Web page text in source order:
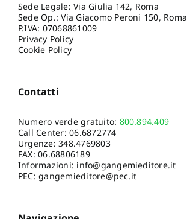
Sede Legale: Via Giulia 142, Roma
Sede Op.: Via Giacomo Peroni 150, Roma
P.IVA: 07068861009
Privacy Policy
Cookie Policy
Contatti
Numero verde gratuito: 800.894.409
Call Center:06.6872774
Urgenze:348.4769803
FAX: 06.68806189
Informazioni: info@gangemieditore.it
PEC: gangemieditore@pec.it